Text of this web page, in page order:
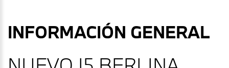
INFORMACIÓN GENERAL